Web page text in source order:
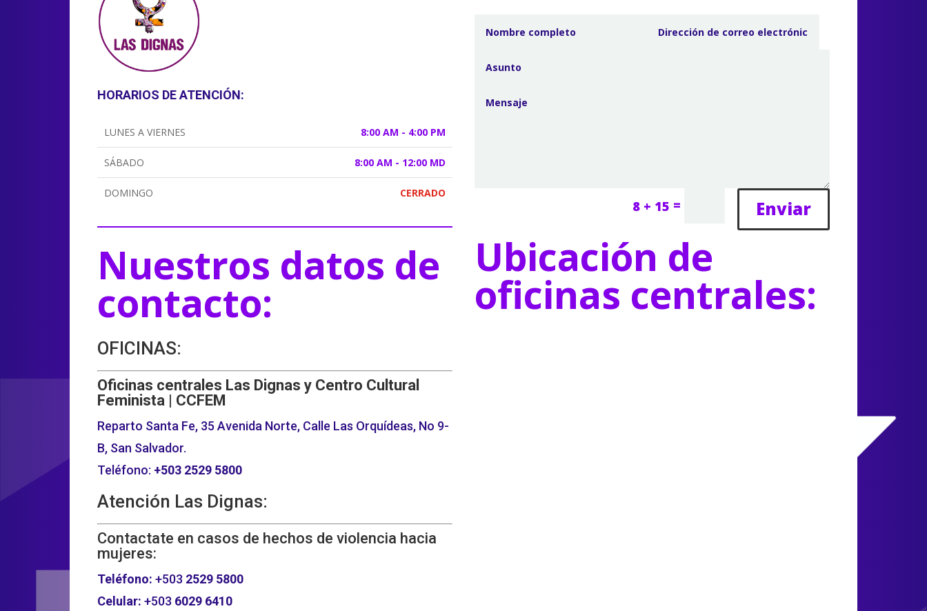
HORARIOS DE ATENCIÓN:
LUNES A VIERNES 8:00 AM - 4:00 PM
SÁBADO 8:00 AM - 12:00 MD
DOMINGO CERRADO
Nuestros datos de
contacto:
OFICINAS:
Oficinas centrales Las Dignas y Centro Cultural
Feminista | CCFEM
Reparto Santa Fe, 35 Avenida Norte, Calle Las Orquídeas, No 9-
B, San Salvador.
Teléfono: +503 2529 5800
Atención Las Dignas:
Contactate en casos de hechos de violencia hacia
mujeres:
Teléfono: +503 2529 5800
Celular: +503 6029 6410
8 + 15 = Enviar
Ubicación de
oficinas centrales: